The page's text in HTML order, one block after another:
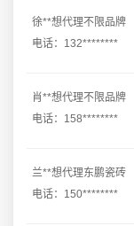
徐**想代理不限品牌
电话：132********
肖**想代理不限品牌
电话：158********
兰**想代理东鹏瓷砖
电话：150********